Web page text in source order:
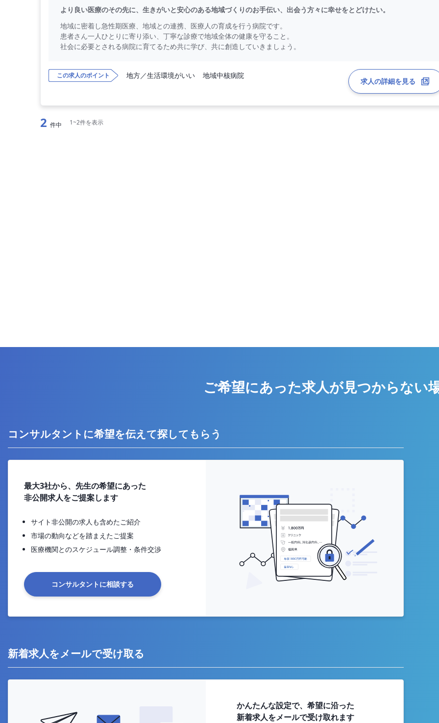
より良い医療のその先に、生きがいと安心のある地域づくりのお手伝い、出会う方々に幸せをとどけたい。
地域に密着し急性期医療、地域との連携、医療人の育成を行う病院です。
患者さん一人ひとりに寄り添い、丁寧な診療で地域全体の健康を守ること。
社会に必要とされる病院に育てるため共に学び、共に創造していきましょう。
この求人のポイント 地方／生活環境がいい 地域中核病院
求人の詳細を見る
2 件中 1~2件を表示
ご希望にあった求人が見つからない
コンサルタントに希望を伝えて探してもらう
最大3社から、先生の希望にあった
非公開求人をご提案します
サイト非公開の求人も含めたご紹介
市場の動向などを踏まえたご提案
医療機関とのスケジュール調整・条件交渉
コンサルタントに相談する
新着求人をメールで受け取る
かんたんな設定で、希望に沿った
新着求人をメールで受け取れます